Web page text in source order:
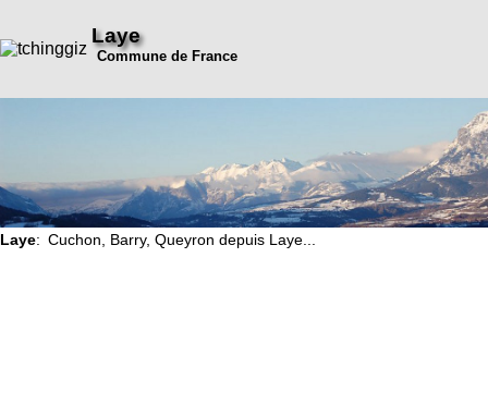
Laye
Commune de France
Laye: Cuchon, Barry, Queyron depuis Laye...